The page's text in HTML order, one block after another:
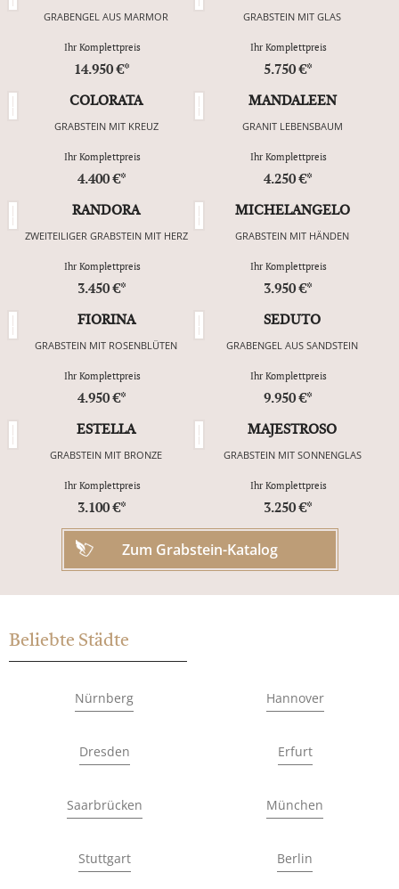
GRABENGEL AUS MARMOR
Ihr Komplettpreis
14.950 €*
GRABSTEIN MIT GLAS
Ihr Komplettpreis
5.750 €*
COLORATA
GRABSTEIN MIT KREUZ
Ihr Komplettpreis
4.400 €*
MANDALEEN
GRANIT LEBENSBAUM
Ihr Komplettpreis
4.250 €*
RANDORA
ZWEITEILIGER GRABSTEIN MIT HERZ
Ihr Komplettpreis
3.450 €*
MICHELANGELO
GRABSTEIN MIT HÄNDEN
Ihr Komplettpreis
3.950 €*
FIORINA
GRABSTEIN MIT ROSENBLÜTEN
Ihr Komplettpreis
4.950 €*
SEDUTO
GRABENGEL AUS SANDSTEIN
Ihr Komplettpreis
9.950 €*
ESTELLA
GRABSTEIN MIT BRONZE
Ihr Komplettpreis
3.100 €*
MAJESTROSO
GRABSTEIN MIT SONNENGLAS
Ihr Komplettpreis
3.250 €*
Zum Grabstein-Katalog
Beliebte Städte
Nürnberg Hannover
Dresden Erfurt
Saarbrücken München
Stuttgart Berlin